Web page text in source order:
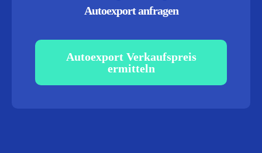
Autoexport anfragen
Autoexport Verkaufspreis
ermitteln